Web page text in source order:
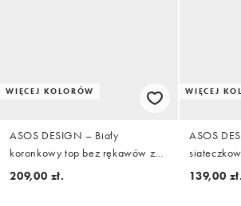
WIĘCEJ KOLORÓW
ASOS DESIGN – Biały
koronkowy top bez rękawów z
kołnierzem i zapięciem na
209,00 zł.
WIĘCEJ
ASOS
z
139,00 zł.